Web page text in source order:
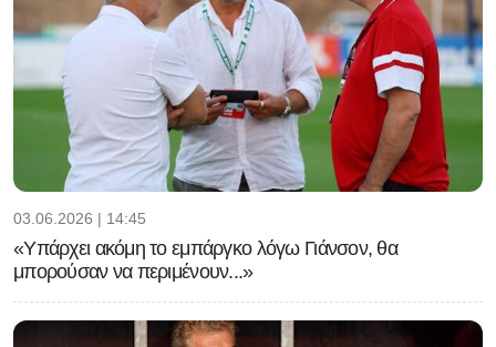
03.06.2026 | 14:45
«Υπάρχει ακόμη το εμπάργκο λόγω Γιάνσον, θα
μπορούσαν να περιμένουν...»